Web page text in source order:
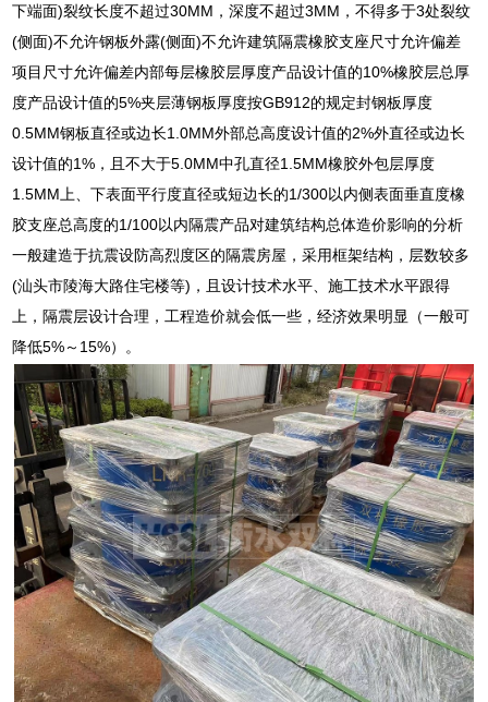
下端面)裂纹长度不超过30MM，深度不超过3MM，不得多于3处裂纹
(侧面)不允许钢板外露(侧面)不允许建筑隔震橡胶支座尺寸允许偏差
项目尺寸允许偏差内部每层橡胶层厚度产品设计值的10%橡胶层总厚
度产品设计值的5%夹层薄钢板厚度按GB912的规定封钢板厚度
0.5MM钢板直径或边长1.0MM外部总高度设计值的2%外直径或边长
设计值的1%，且不大于5.0MM中孔直径1.5MM橡胶外包层厚度
1.5MM上、下表面平行度直径或短边长的1/300以内侧表面垂直度橡
胶支座总高度的1/100以内隔震产品对建筑结构总体造价影响的分析
一般建造于抗震设防高烈度区的隔震房屋，采用框架结构，层数较多
(汕头市陵海大路住宅楼等)，且设计技术水平、施工技术水平跟得
上，隔震层设计合理，工程造价就会低一些，经济效果明显（一般可
降低5%～15%）。